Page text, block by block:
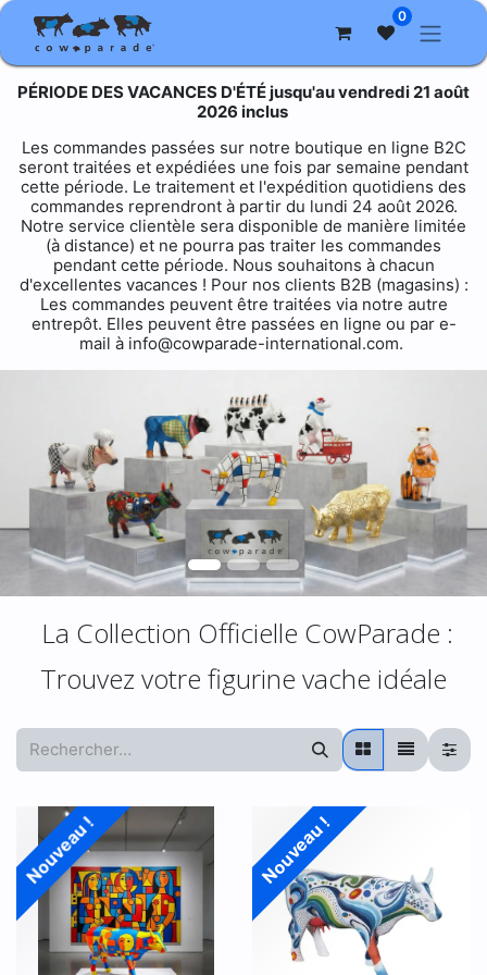
0
PÉRIODE DES VACANCES D'ÉTÉ jusqu'au vendredi 21 août
2026 inclus
Les commandes passées sur notre boutique en ligne B2C
seront traitées et expédiées une fois par semaine pendant
cette période. Le traitement et l'expédition quotidiens des
commandes reprendront à partir du lundi 24 août 2026.
Notre service clientèle sera disponible de manière limitée
(à distance) et ne pourra pas traiter les commandes
pendant cette période. Nous souhaitons à chacun
d'excellentes vacances ! Pour nos clients B2B (magasins) :
Les commandes peuvent être traitées via notre autre
entrepôt. Elles peuvent être passées en ligne ou par e-
mail à info@cowparade-international.com.
La Collection Officielle CowParade :
Trouvez votre figurine vache idéale
Nouveau ! Nouveau !